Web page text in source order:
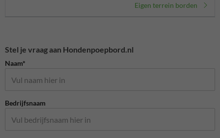
Eigen terrein borden
Stel je vraag aan Hondenpoepbord.nl
Naam*
Bedrijfsnaam